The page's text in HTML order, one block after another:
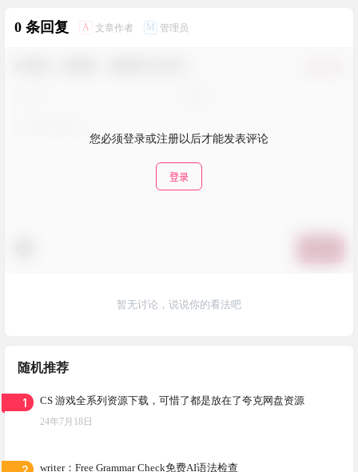
0 条回复 A 文章作者 M 管理员
您必须登录或注册以后才能发表评论
登录
暂无讨论，说说你的看法吧
随机推荐
1 CS 游戏全系列资源下载，可惜了都是放在了夸克网盘资源
24年7月18日
writer：Free Grammar Check免费AI语法检查